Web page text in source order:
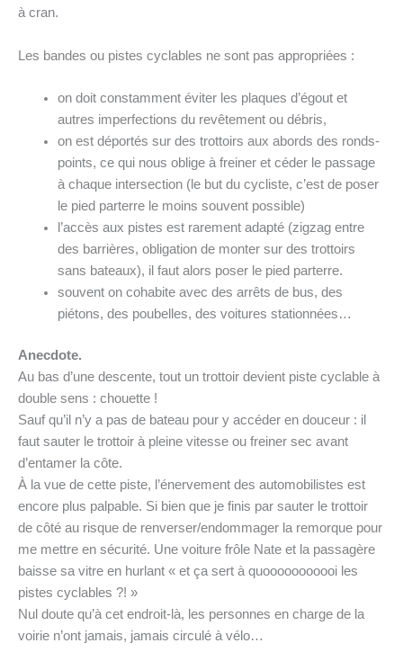
à cran.
Les bandes ou pistes cyclables ne sont pas appropriées :
on doit constamment éviter les plaques d’égout et
autres imperfections du revêtement ou débris,
on est déportés sur des trottoirs aux abords des ronds-
points, ce qui nous oblige à freiner et céder le passage
à chaque intersection (le but du cycliste, c’est de poser
le pied parterre le moins souvent possible)
l’accès aux pistes est rarement adapté (zigzag entre
des barrières, obligation de monter sur des trottoirs
sans bateaux), il faut alors poser le pied parterre.
souvent on cohabite avec des arrêts de bus, des
piétons, des poubelles, des voitures stationnées…
Anecdote.
Au bas d’une descente, tout un trottoir devient piste cyclable à
double sens : chouette !
Sauf qu’il n’y a pas de bateau pour y accéder en douceur : il
faut sauter le trottoir à pleine vitesse ou freiner sec avant
d’entamer la côte.
À la vue de cette piste, l’énervement des automobilistes est
encore plus palpable. Si bien que je finis par sauter le trottoir
de côté au risque de renverser/endommager la remorque pour
me mettre en sécurité. Une voiture frôle Nate et la passagère
baisse sa vitre en hurlant « et ça sert à quooooooooooi les
pistes cyclables ?! »
Nul doute qu’à cet endroit-là, les personnes en charge de la
voirie n’ont jamais, jamais circulé à vélo…